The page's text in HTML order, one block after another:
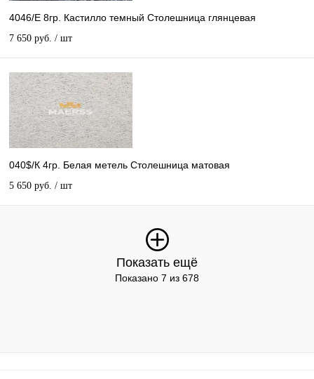
4046/Е 8гр. Кастилло темный Столешница глянцевая
7 650 руб. / шт
040$/К 4гр. Белая метель Столешница матовая
5 650 руб. / шт
Показать ещё
Показано 7 из 678